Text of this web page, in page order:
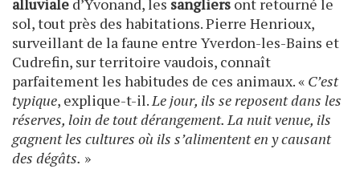
alluviale d’Yvonand, les sangliers ont retourné le
sol, tout près des habitations. Pierre Henrioux,
surveillant de la faune entre Yverdon-les-Bains et
Cudrefin, sur territoire vaudois, connaît
parfaitement les habitudes de ces animaux. « C’est
typique, explique-t-il.Le jour, ils se reposent dans les
réserves, loin de tout dérangement. La nuit venue, ils
gagnent les cultures où ils s’alimentent en y causant
des dégâts. »